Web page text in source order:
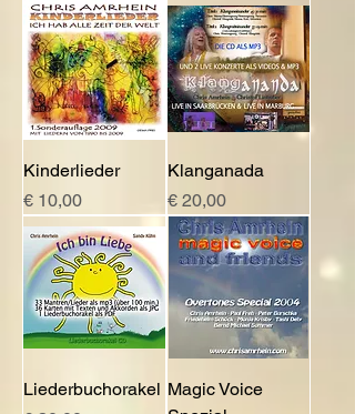
Kinderlieder
Preis
€ 10,00
Klanganada
Preis
€ 20,00
Liederbuchorakel Magic Voice